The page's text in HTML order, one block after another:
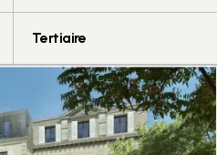
Tertiaire